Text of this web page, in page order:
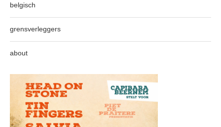
belgisch
grensverleggers
about